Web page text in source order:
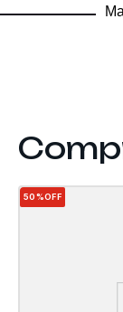
50%OFF